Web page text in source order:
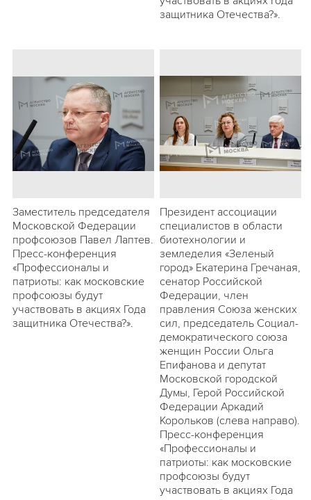
защитника Отечества?».
Заместитель председателя
Московской Федерации
профсоюзов Павел Лаптев.
Пресс-конференция
«Профессионалы и
патриоты: как московские
профсоюзы будут
участвовать в акциях Года
защитника Отечества?».
Президент ассоциации
специалистов в области
биотехнологии и
земледелия «Зеленый
город» Екатерина Гречаная,
сенатор Российской
Федерации, член
правления Союза женских
сил, председатель Социал-
демократического союза
женщин России Ольга
Епифанова и депутат
Московской городской
Думы, Герой Российской
Федерации Аркадий
Корольков (слева направо).
Пресс-конференция
«Профессионалы и
патриоты: как московские
профсоюзы будут
участвовать в акциях Года